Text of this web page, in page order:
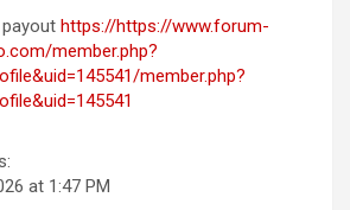
https://https://www.forum-
member.php?
member.php?
at 1:47 PM